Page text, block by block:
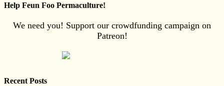
Help Feun Foo Permaculture!
We need you! Support our crowdfunding campaign on
Patreon!
Recent Posts